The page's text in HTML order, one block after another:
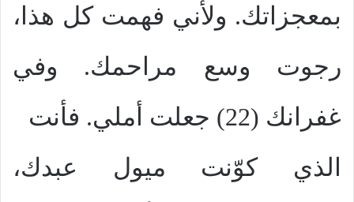
بمعجزاتك. ولأني فهمت كل هذا،
رجوت وسع مراحمك. وفي
غفرانك (22) جعلت أملي. فأنت
الذي كوّنت ميول عبدك،